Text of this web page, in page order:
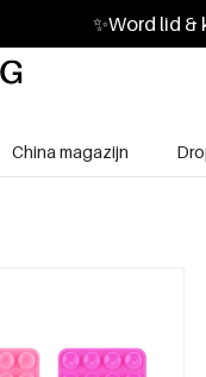
✨Word lid &
China magazijn